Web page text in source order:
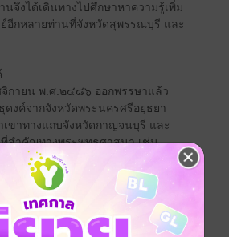
นจึงได้เดินทางไปศึกษาหาความรู้เพิ่ม
ย์อีกหลายท่านที่จังหวัดสุพรรณบุรี และ
กายน พ.ศ.๒๔๘๖ ออกพรรษาแล้ว
ดงค์จากจังหวัดพระนครศรีอยุธยา
เขาทางแถบจังหวัดกาญจนบุรี และ
สำคัญทางพระพุทธศาสนา เช่น
ยพระพุทธบาท จังหวัดสระบุรี จากนั้น
งจังหวัดสิงห์บุรี สุพรรณบุรี จนถึง
เข้าพักปฏิบัติตามป่าเขาและถ้ำต่างๆ
ล่าให้ฟังว่าเริ่มแรกที่ท่านขวนขวาย